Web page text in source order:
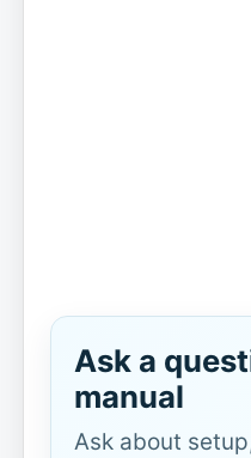
Ask a
manual
Ask about